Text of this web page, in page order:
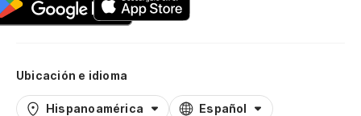
Ubicación e idioma
Hispanoamérica Español